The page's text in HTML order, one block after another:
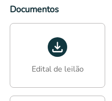
Documentos
Edital de leilão